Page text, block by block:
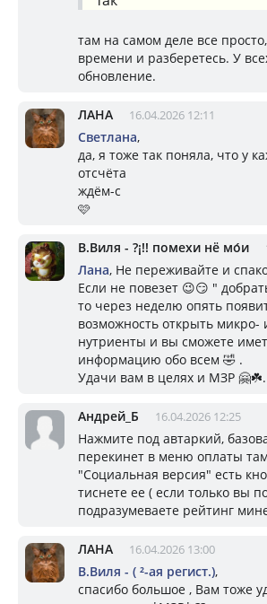
там на самом деле все
времени и разберетесь. У
обновление.
ЛАНА 16.04.2026 12:11
Светлана,
да, я тоже так поняла, что у
отсчёта
ждём-с
🩷
В.Виля - ?¡!! помехи нё мо́и
Лана, Не переживайте и
Если не повезет 😉😏 "
то через неделю опять
возможность открыть микро-
нутриенты и вы сможете
информацию обо всем 🤣 .
Удачи вам в целях и МЗР 🤗☘️.
Андрей_Б 16.04.2026 12:25
Нажмите под автаркий,
перекинет в меню оплаты
"Социальная версия" есть
тиснете ее ( если только вы
подразумеваете рейтинг
ЛАНА 16.04.2026 13:00
В.Виля - ( ²-ая регист.),
спасибо большое , Вам тоже